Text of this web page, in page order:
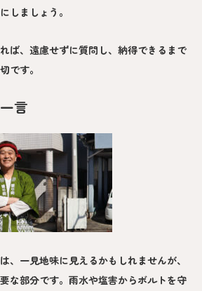
しましょう。
ば、遠慮せずに質問し、納得できるまで
です。
言
、一見地味に見えるかもしれませんが、
な部分です。雨水や塩害からボルトを守